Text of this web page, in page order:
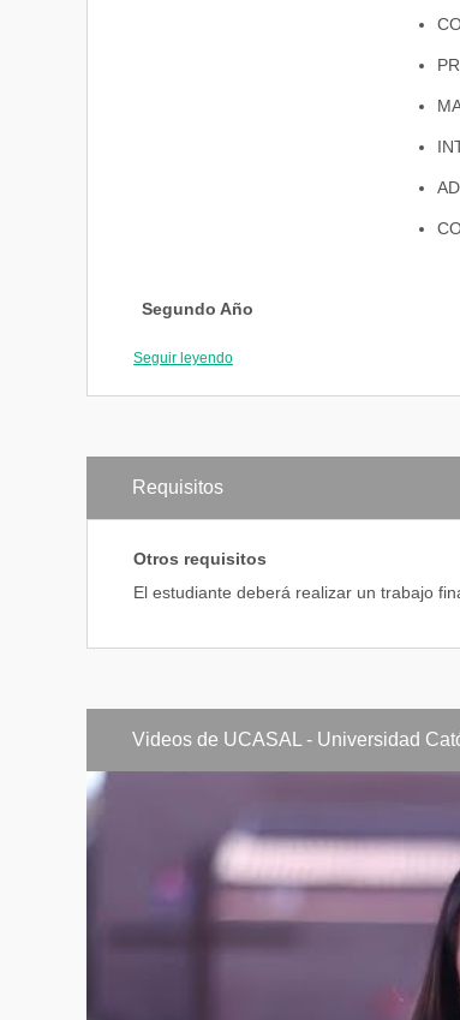
Segundo Año
Seguir leyendo
Requisitos
Otros requisitos
El estudiante deberá realizar un trabajo
Videos de UCASAL - Universidad